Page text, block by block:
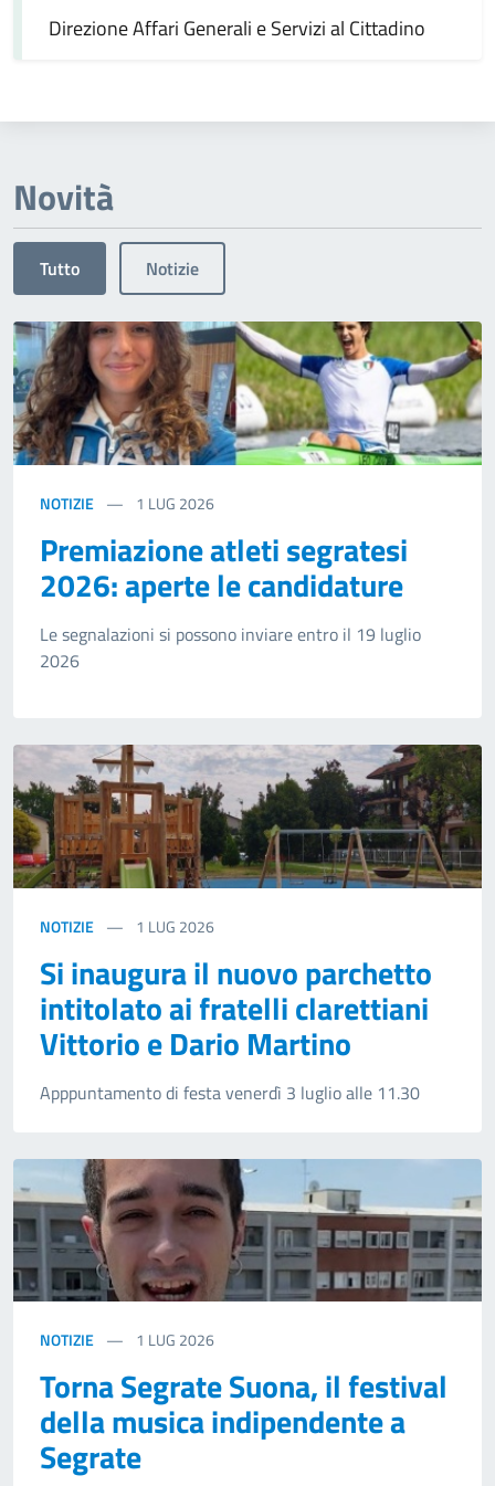
Direzione Affari Generali e Servizi al Cittadino
Novità
Tutto Notizie
NOTIZIE 1 LUG 2026
Premiazione atleti segratesi
2026: aperte le candidature
Le segnalazioni si possono inviare entro il 19 luglio
2026
NOTIZIE 1 LUG 2026
Si inaugura il nuovo parchetto
intitolato ai fratelli clarettiani
Vittorio e Dario Martino
Apppuntamento di festa venerdì 3 luglio alle 11.30
NOTIZIE 1 LUG 2026
Torna Segrate Suona, il festival
della musica indipendente a
Segrate